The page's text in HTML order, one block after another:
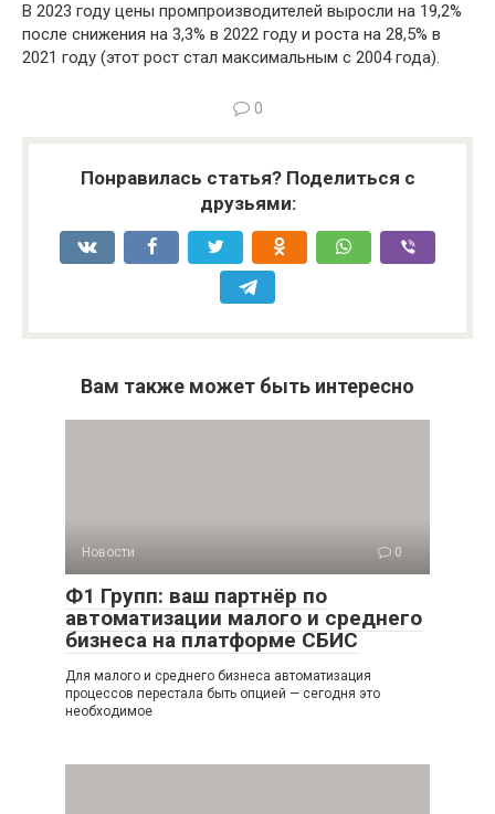
В 2023 году цены промпроизводителей выросли на 19,2%
после снижения на 3,3% в 2022 году и роста на 28,5% в
2021 году (этот рост стал максимальным с 2004 года).
0
Понравилась статья? Поделиться с
друзьями:
Вам также может быть интересно
Новости 0
Ф1 Групп: ваш партнёр по
автоматизации малого и среднего
бизнеса на платформе СБИС
Для малого и среднего бизнеса автоматизация
процессов перестала быть опцией — сегодня это
необходимое